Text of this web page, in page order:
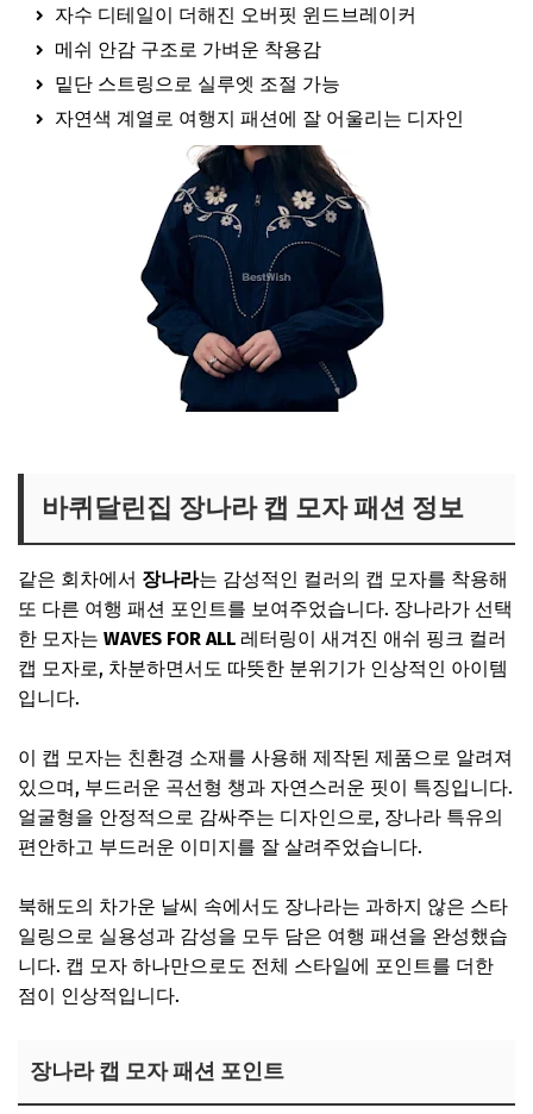
자수 디테일이 더해진 오버핏 윈드브레이커
메쉬 안감 구조로 가벼운 착용감
밑단 스트링으로 실루엣 조절 가능
자연색 계열로 여행지 패션에 잘 어울리는 디자인
바퀴달린집 장나라 캡 모자 패션 정보
같은 회차에서 장나라는 감성적인 컬러의 캡 모자를 착용해
또 다른 여행 패션 포인트를 보여주었습니다. 장나라가 선택
한 모자는 WAVES FOR ALL 레터링이 새겨진 애쉬 핑크 컬러
캡 모자로, 차분하면서도 따뜻한 분위기가 인상적인 아이템
입니다.
이 캡 모자는 친환경 소재를 사용해 제작된 제품으로 알려져
있으며, 부드러운 곡선형 챙과 자연스러운 핏이 특징입니다.
얼굴형을 안정적으로 감싸주는 디자인으로, 장나라 특유의
편안하고 부드러운 이미지를 잘 살려주었습니다.
북해도의 차가운 날씨 속에서도 장나라는 과하지 않은 스타
일링으로 실용성과 감성을 모두 담은 여행 패션을 완성했습
니다. 캡 모자 하나만으로도 전체 스타일에 포인트를 더한
점이 인상적입니다.
장나라 캡 모자 패션 포인트